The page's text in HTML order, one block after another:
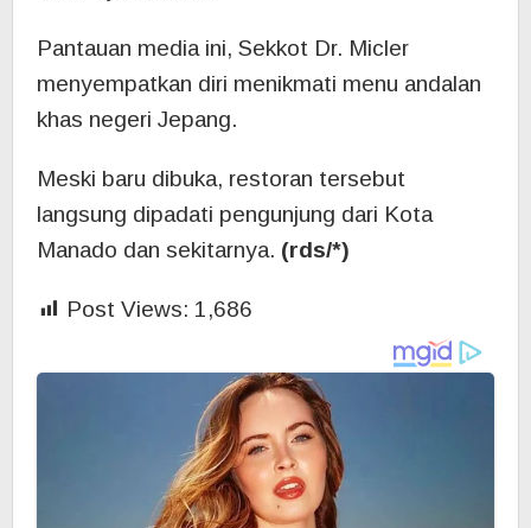
Pantauan media ini, Sekkot Dr. Micler
menyempatkan diri menikmati menu andalan
khas negeri Jepang.
Meski baru dibuka, restoran tersebut
langsung dipadati pengunjung dari Kota
Manado dan sekitarnya. (rds/*)
Post Views: 1,686